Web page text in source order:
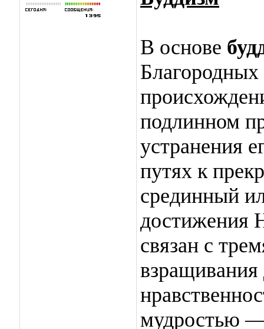
В основе
подлинном
устранения
путях к
срединный
достижения
связан с
взращивания
мудростью —